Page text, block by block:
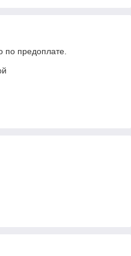
по предоплате.